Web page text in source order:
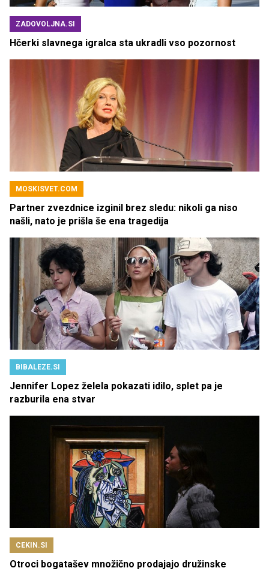
ZADOVOLJNA.SI
Hčerki slavnega igralca sta ukradli vso pozornost
MOSKISVET.COM
Partner zvezdnice izginil brez sledu: nikoli ga niso
našli, nato je prišla še ena tragedija
BIBALEZE.SI
Jennifer Lopez želela pokazati idilo, splet pa je
razburila ena stvar
CEKIN.SI
Otroci bogatašev množično prodajajo družinske